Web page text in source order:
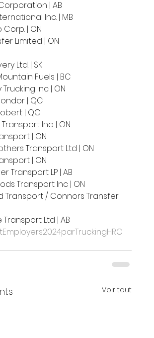
| AB
Inc. | MB
Corp. | ON
Limited | ON
Ltd. | SK
Fuels | BC
Trucking Inc | ON
| QC
| QC
Inc. | ON
| ON
Transport Ltd | ON
| ON
Transport LP | AB
Transport Inc | ON
Transport / Connors Transfer
Ltd | AB
Voir tout